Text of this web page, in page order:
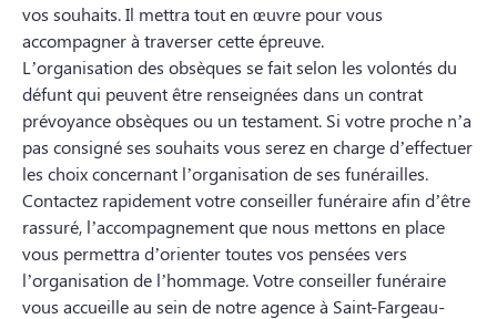
vos souhaits. Il mettra tout en œuvre pour vous
accompagner à traverser cette épreuve.
L’organisation des obsèques se fait selon les volontés du
défunt qui peuvent être renseignées dans un contrat
prévoyance obsèques ou un testament. Si votre proche n’a
pas consigné ses souhaits vous serez en charge d’effectuer
les choix concernant l’organisation de ses funérailles.
Contactez rapidement votre conseiller funéraire afin d’être
rassuré, l’accompagnement que nous mettons en place
vous permettra d’orienter toutes vos pensées vers
l’organisation de l’hommage. Votre conseiller funéraire
vous accueille au sein de notre agence à Saint-Fargeau-